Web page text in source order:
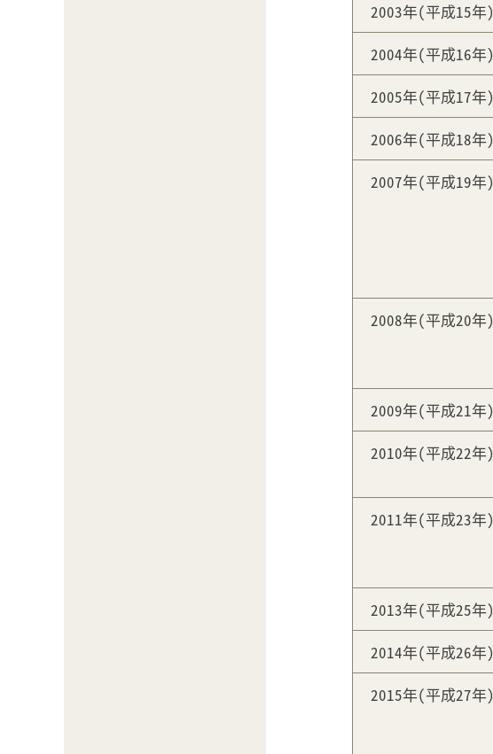
2003年(平成15年)
2004年(平成16年)
2005年(平成17年)
2006年(平成18年)
2007年(平成19年)
2008年(平成20年)
2009年(平成21年)
2010年(平成22年)
2011年(平成23年)
2013年(平成25年)
2014年(平成26年)
2015年(平成27年)